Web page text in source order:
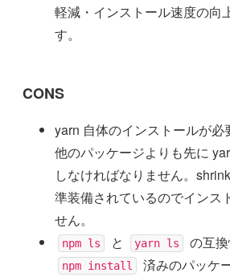
軽減・インストール速度の向
す。
CONS
yarn 自体のインストールが必
他のパッケージよりも先に
しなければなりません。
準装備されているのでインス
せん。
npm ls と yarn ls の互
npm install
済みのパッケ